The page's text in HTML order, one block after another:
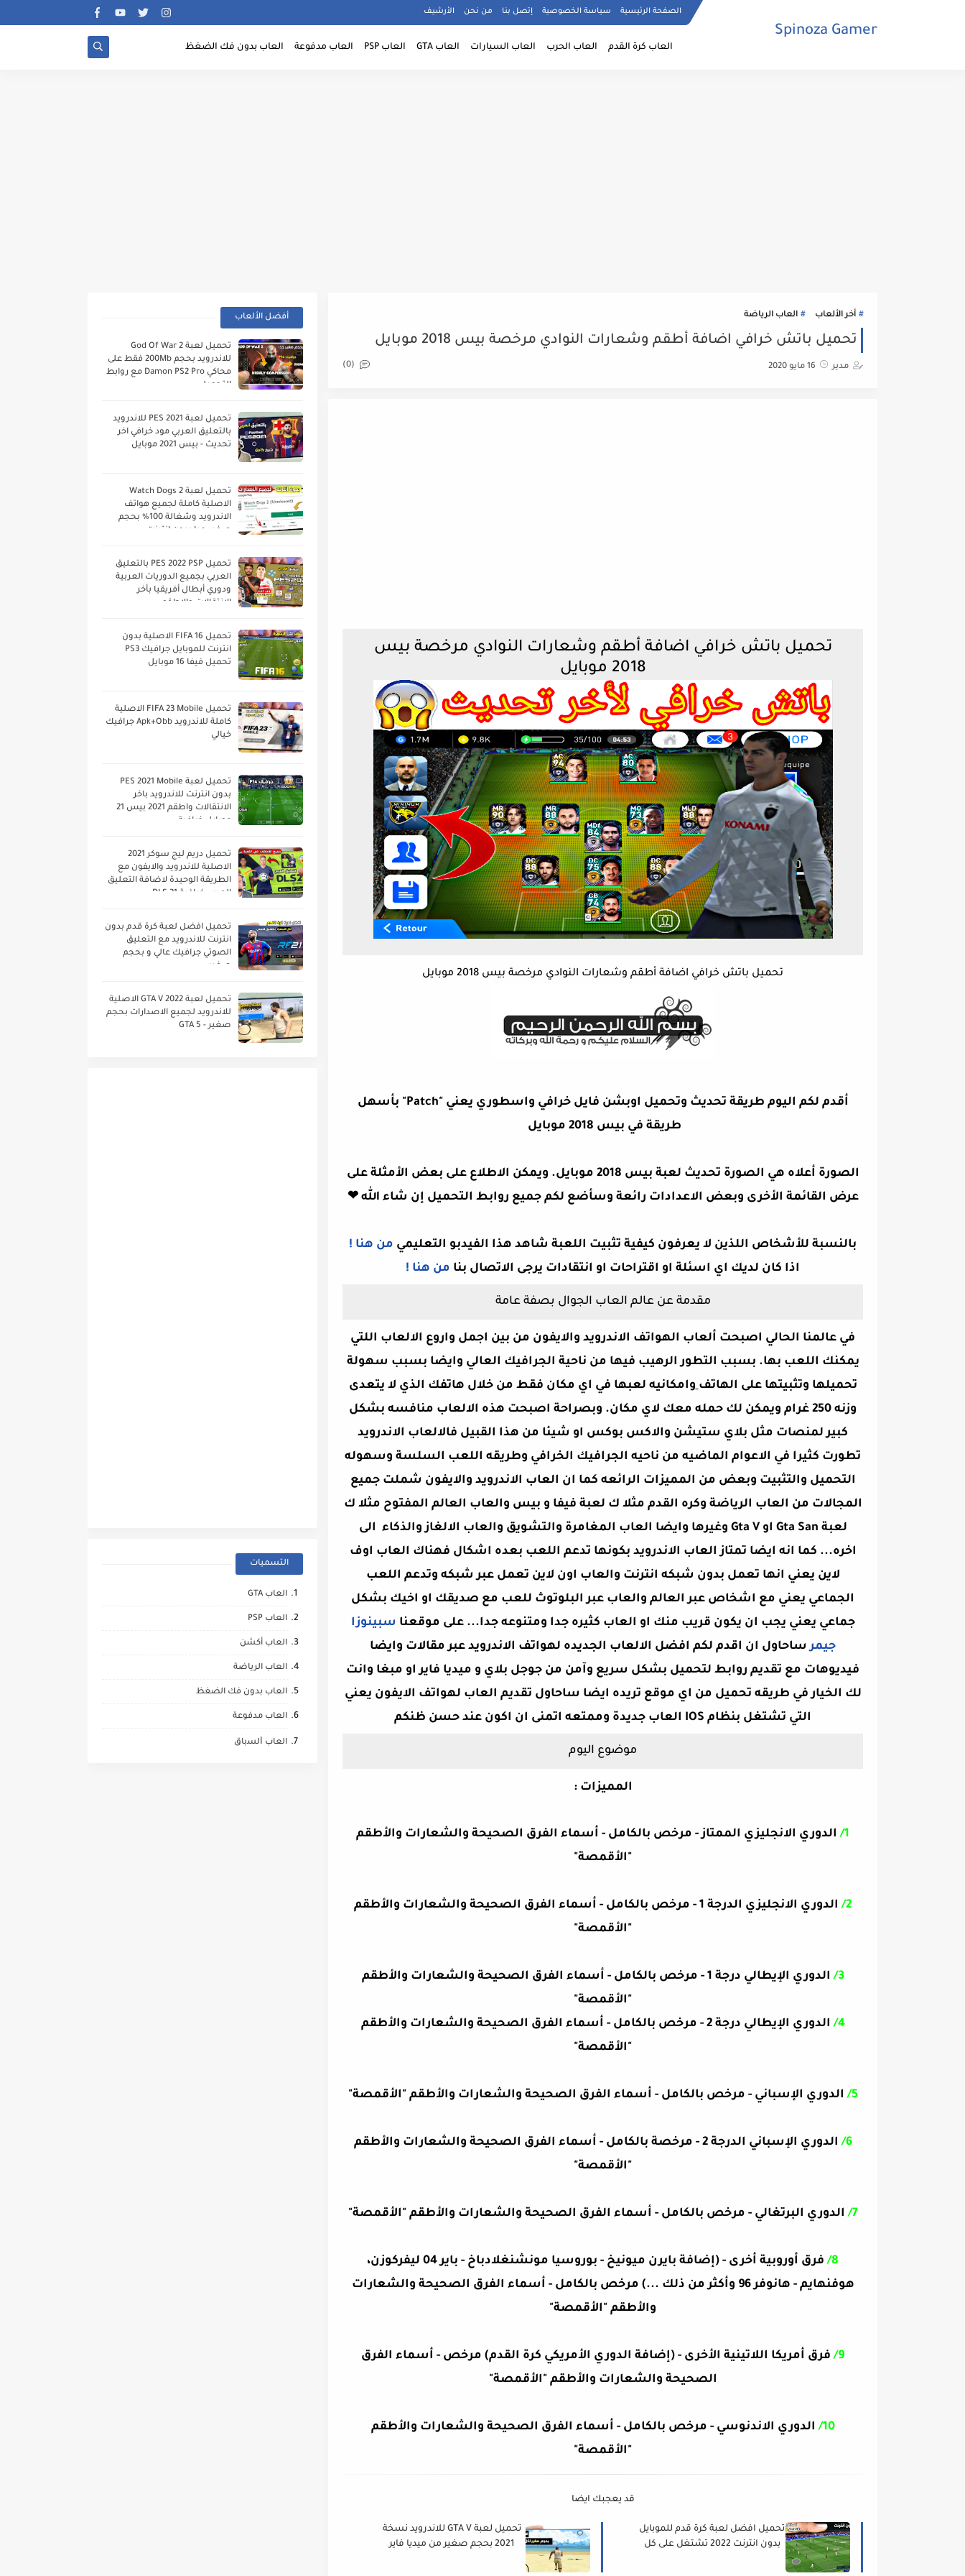
الصفحة الرئيسية سياسة الخصوصية إتصل بنا من نحن الأرشيف
Spinoza Gamer
العاب كرة القدم العاب الحرب العاب السيارات العاب GTA العاب PSP العاب مدفوعة العاب بدون فك الضغظ
أخر الألعاب العاب الرياضة
تحميل باتش خرافي اضافة أطقم وشعارات النوادي مرخصة بيس 2018 موبايل
مدير 16 مايو 2020 (0)
تحميل باتش خرافي اضافة أطقم وشعارات النوادي مرخصة بيس
2018 موبايل
تحميل باتش خرافي اضافة أطقم وشعارات النوادي مرخصة بيس 2018 موبايل
أقدم لكم اليوم طريقة تحديث وتحميل اوبشن فايل خرافي واسطوري يعني "Patch" بأسهل
طريقة في بيس 2018 موبايل
الصورة أعلاه هي الصورة تحديث لعبة بيس 2018 موبايل. ويمكن الاطلاع على بعض الأمثلة على
عرض القائمة الأخرى وبعض الاعدادات رائعة وسأضع لكم جميع روابط التحميل إن شاء الله ❤
بالنسبة للأشخاص اللذين لا يعرفون كيفية تثبيت اللعبة شاهد هذا الفيدبو التعليمي من هنا !
اذا كان لديك اي اسئلة او اقتراحات او انتقادات يرجى الاتصال بنا من هنا !
مقدمة عن عالم العاب الجوال بصفة عامة
في عالمنا الحالي اصبحت ألعاب الهواتف الاندرويد والايفون من بين اجمل واروع الالعاب اللتي
يمكنك اللعب بها. بسبب التطور الرهيب فيها من ناحية الجرافيك العالي وايضا بسبب سهولة
تحميلها وتثبيتها على الهاتف وامكانيه لعبها في اي مكان فقط من خلال هاتفك الذي لا يتعدى
وزنه 250 غرام ويمكن لك حمله معك لاي مكان. وبصراحة اصبحت هذه الالعاب منافسه بشكل
كبير لمنصات مثل بلاي ستيشن والاكس بوكس او شيئا من هذا القبيل فالالعاب الاندرويد
تطورت كثيرا في الاعوام الماضيه من ناحيه الجرافيك الخرافي وطريقه اللعب السلسة وسهوله
التحميل والتثبيت وبعض من المميزات الرائعه كما ان العاب الاندرويد والايفون شملت جميع
المجالات من العاب الرياضة وكره القدم مثلا ك لعبة فيفا و بيس والعاب العالم المفتوح مثلا ك
لعبة Gta San او Gta V وغيرها وايضا العاب المغامرة والتشويق والعاب الالغاز والذكاء الى
اخره... كما انه ايضا تمتاز العاب الاندرويد بكونها تدعم اللعب بعده اشكال فهناك العاب اوف
لاين يعني انها تعمل بدون شبكه انترنت والعاب اون لاين تعمل عبر شبكه وتدعم اللعب
الجماعي يعني مع اشخاص عبر العالم والعاب عبر البلوتوث للعب مع صديقك او اخيك بشكل
جماعي يعني يجب ان يكون قريب منك او العاب كثيره جدا ومتنوعه جدا... على موقعنا سبينوزا
جيمرساحاول ان اقدم لكم افضل الالعاب الجديده لهواتف الاندرويد عبر مقالات وايضا
فيديوهات مع تقديم روابط لتحميل بشكل سريع وآمن من جوجل بلاي و ميديا فاير او مبغا وانت
لك الخيار في طريقه تحميل من اي موقع تريده ايضا ساحاول تقديم العاب لهواتف الايفون يعني
التي تشتغل بنظام IOS العاب جديدة وممتعه اتمنى ان اكون عند حسن ظنكم
موضوع اليوم
المميزات :
1/ الدوري الانجليزي الممتاز - مرخص بالكامل - أسماء الفرق الصحيحة والشعارات والأطقم
"الأقمصة"
2/
الدوري الانجليزي الدرجة 1 - مرخص بالكامل - أسماء الفرق الصحيحة والشعارات والأطقم
"الأقمصة"
3/
الدوري الإيطالي درجة 1 - مرخص بالكامل - أسماء الفرق الصحيحة والشعارات والأطقم
"الأقمصة"
4/
الدوري الإيطالي درجة 2 - مرخص بالكامل - أسماء الفرق الصحيحة والشعارات والأطقم
"الأقمصة"
5/ الدوري الإسباني - مرخص بالكامل - أسماء الفرق الصحيحة والشعارات والأطقم "الأقمصة"
6/
الدوري الإسباني الدرجة 2 - مرخصة بالكامل - أسماء الفرق الصحيحة والشعارات والأطقم
"الأقمصة"
7/ الدوري البرتغالي - مرخص بالكامل - أسماء الفرق الصحيحة والشعارات والأطقم "الأقمصة"
8/
فرق أوروبية أخرى - (إضافة بايرن ميونيخ - بوروسيا مونشنغلادباخ - باير 04 ليفركوزن،
هوفنهايم - هانوفر 96 وأكثر من ذلك ...) مرخص بالكامل - أسماء الفرق الصحيحة والشعارات
والأطقم "الأقمصة"
9/ فرق أمريكا اللاتينية الأخرى - (إضافة الدوري الأمريكي كرة القدم) مرخص - أسماء الفرق
الصحيحة والشعارات والأطقم "الأقمصة"
10/ الدوري الاندنوسي - مرخص بالكامل - أسماء الفرق الصحيحة والشعارات والأطقم
"الأقمصة"
قد يعجبك ايضا
تحميل افضل لعبة كرة قدم للموبايل
بدون انترنت 2022 تشتغل على كل
تحميل لعبة GTA V للاندرويد نسخة
2021 بحجم صغير من ميديا فاير
أفضل الألعاب
تحميل لعبة God Of War 2
للاندرويد بحجم 200Mb فقط على
محاكي Damon PS2 Pro مع روابط
التحميل
تحميل لعبة PES 2021 للاندرويد
بالتعليق العربي مود خرافي اخر
تحديث - بيس 2021 موبايل
تحميل لعبة Watch Dogs 2
الاصلية كاملة لجميع هواتف
الاندرويد وشغالة 100% بحجم
صغير جدا بدون انترنت
تحميل PES 2022 PSP بالتعليق
العربي بجميع الدوريات العربية
ودوري أبطال أفريقيا بأخر
الانتقالات والاطقم
تحميل FIFA 16 الاصلية بدون
انترنت للموبايل جرافيك PS3
تحميل فيفا 16 موبايل
تحميل FIFA 23 Mobile الاصلية
كاملة للاندرويد Apk+Obb جرافيك
خيالي
تحميل لعبة PES 2021 Mobile
بدون انترنت للاندرويد باخر
الانتقالات واطقم 2021 بيس 21
موبايل خرافية
تحميل دريم ليج سوكر 2021
الاصلية للاندرويد والايفون مع
الطريقة الوحيدة لاضافة التعليق
العربي خرافية DLS 21
تحميل افضل لعبة كرة قدم بدون
انترنت للاندرويد مع التعليق
الصوتي جرافيك عالي و بحجم
صغير
تحميل لعبة GTA V 2022 الاصلية
للاندرويد لجميع الاصدارات بحجم
صغير - GTA 5
التسميات
العاب GTA
العاب PSP
العاب أكشن
العاب الرياضة
العاب بدون فك الضغظ
العاب مدفوعة
العاب ﺍﻟﺴباق